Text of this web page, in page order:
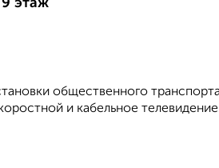
этаж
общественного
и кабельное